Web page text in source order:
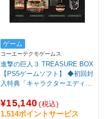
ゲーム
コーエーテクモゲームス
進撃の巨人３ TREASURE BOX
【PS5ゲームソフト】 ◆初回封
入特典「キャラクターエディッ
LC」
¥15,140 (税込)
1,514ポイントサービス